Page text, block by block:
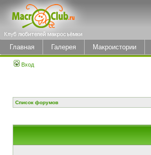
Главная Галерея Макроистории
Вход
Список форумов